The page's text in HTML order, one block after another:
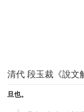
清代 段玉裁《說文
旦也。